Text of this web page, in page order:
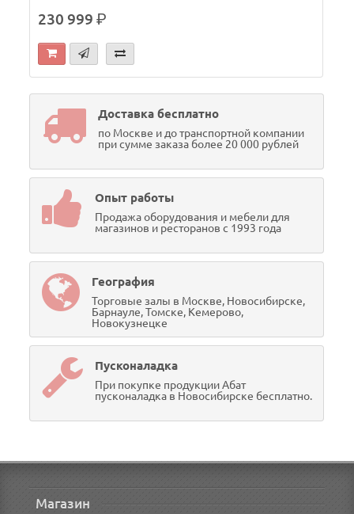
230 999р.
Доставка бесплатно
по Москве и до транспортной компании
при сумме заказа более 20 000 рублей
Опыт работы
Продажа оборудования и мебели для
магазинов и ресторанов с 1993 года
География
Торговые залы в Москве, Новосибирске,
Барнауле, Томске, Кемерово,
Новокузнецке
Пусконаладка
При покупке продукции Абат
пусконаладка в Новосибирске бесплатно.
Магазин